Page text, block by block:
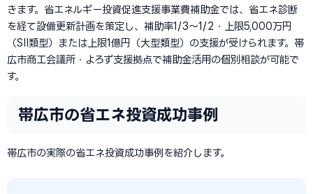
きます。省エネルギー投資促進支援事業費補助金では、省エネ診断
を経て設備更新計画を策定し、補助率1/3〜1/2・上限5,000万円
（SII類型）または上限1億円（大型類型）の支援が受けられます。帯
広市商工会議所・よろず支援拠点で補助金活用の個別相談が可能で
す。
帯広市の省エネ投資成功事例
帯広市の実際の省エネ投資成功事例を紹介します。